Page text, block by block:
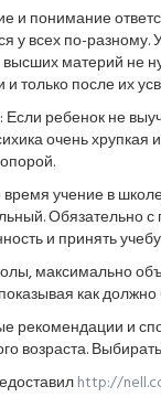
и понимание
у всех по-разному.
высших материй не
только после их
ребенок не
очень хрупкая
учение в
Обязательно
и принять
максимально
как
рекомендации и
возраста.
http://